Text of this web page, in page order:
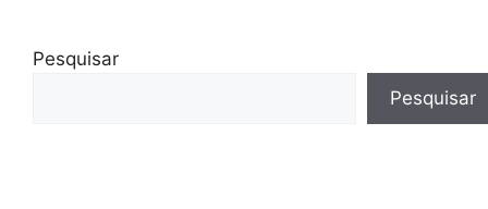
Pesquisar
Pesquisar